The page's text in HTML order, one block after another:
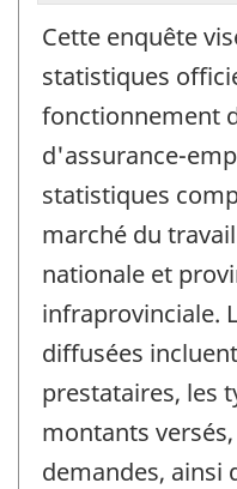
Cette enquête
statistiques
fonctionnement
d'assurance-
statistiques
marché du
nationale et
infraprovinciale.
diffusées
prestataires, les
montants
demandes, ainsi